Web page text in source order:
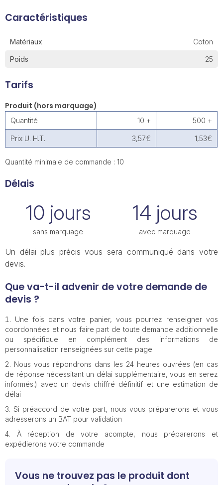
Caractéristiques
Matériaux Coton
Poids 25
Tarifs
Produit (hors marquage)
Quantité 10 + 500 +
Prix U. H.T. 3,57€ 1,53€
Quantité minimale de commande : 10
Délais
10 jours
sans marquage
14 jours
avec marquage
Un délai plus précis vous sera communiqué dans votre
devis.
Que va-t-il advenir de votre demande de
devis ?
Une fois dans votre panier, vous pourrez renseigner vos
coordonnées et nous faire part de toute demande additionnelle
ou spécifique en complément des informations de
personnalisation renseignées sur cette page
Nous vous répondrons dans les 24 heures ouvrées (en cas
de réponse nécessitant un délai supplémentaire, vous en serez
informés.) avec un devis chiffré définitif et une estimation de
délai
Si préaccord de votre part, nous vous préparerons et vous
adresserons un BAT pour validation
À réception de votre acompte, nous préparerons et
expédierons votre commande
Vous ne trouvez pas le produit dont